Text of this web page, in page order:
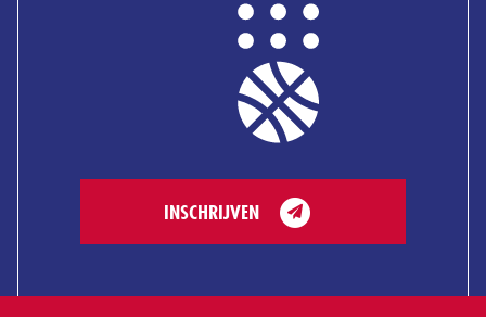
INSCHRIJVEN